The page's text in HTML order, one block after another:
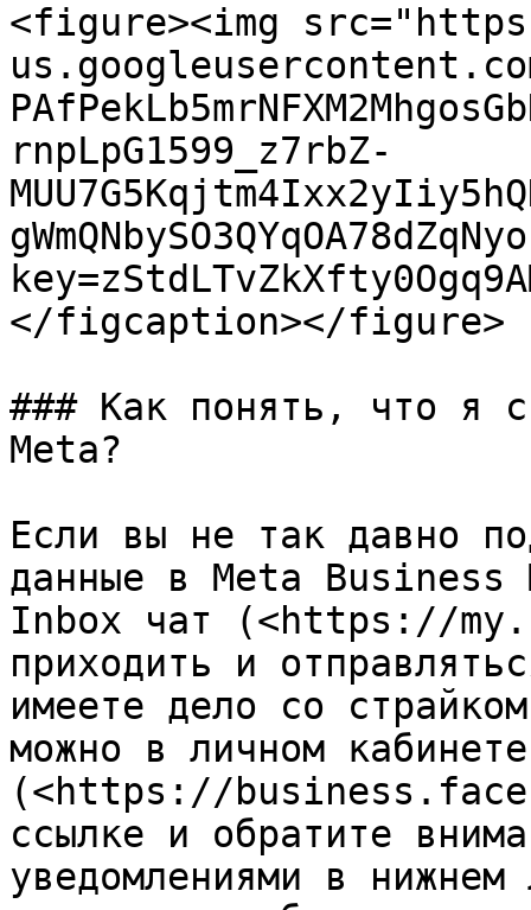
<figure><img
rnpLpG1599_z7rbZ-
</figcaption></figure>
### Как понять, что я
Meta?
Если вы не так давно
данные в Meta
Inbox чат (<https://
приходить и
имеете дело со
можно в личном
(<https://
ссылке и обратите
уведомлениями в